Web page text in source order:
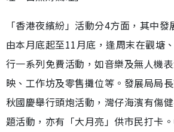
「香港夜繽紛」活動分4方面，其中發
由本月底起至11月底，逢周末在觀塘
行一系列免費活動，如音樂及無人機
映、工作坊及零售攤位等。發展局局
秋國慶舉行頭炮活動，灣仔海濱有傷
題活動，亦有「大月亮」供市民打卡